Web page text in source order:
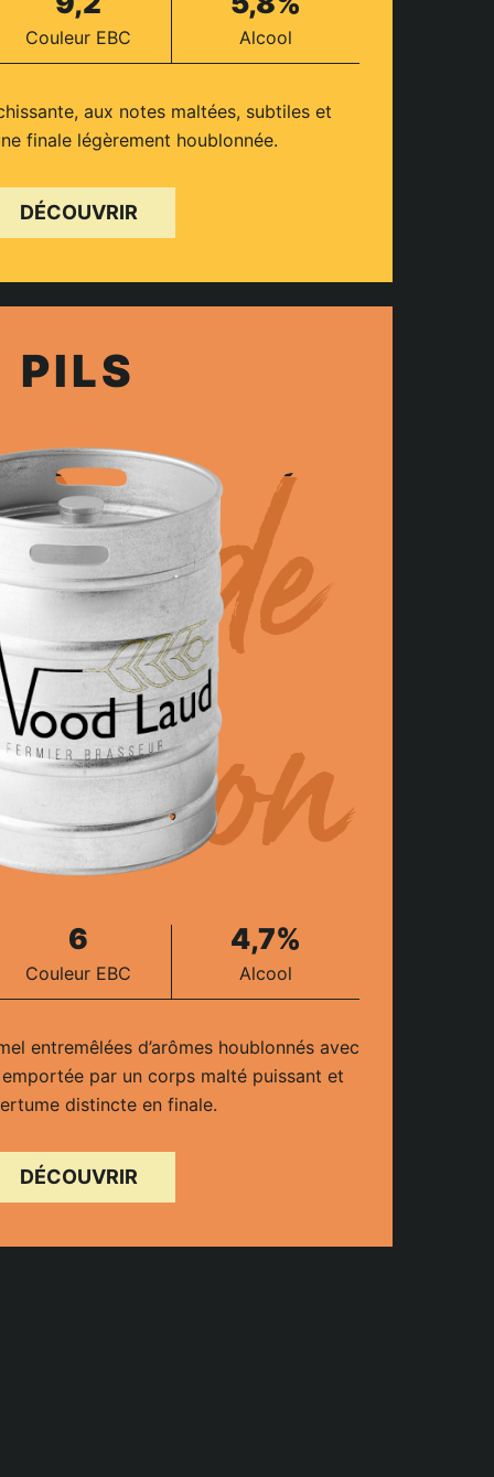
Couleur EBC Alcool
aux notes maltées, subtiles et
finale légèrement houblonnée.
DÉCOUVRIR
PILS
6
Couleur EBC
4,7%
Alcool
entremêlées d’arômes houblonnés avec
par un corps malté puissant et
distincte en finale.
DÉCOUVRIR